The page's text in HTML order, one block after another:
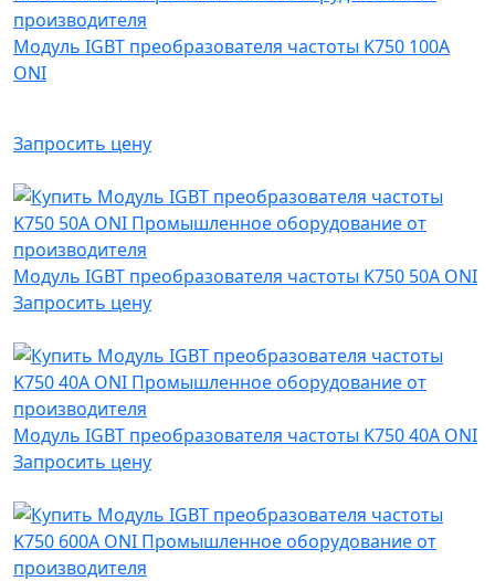
Модуль IGBT преобразователя частоты K750 100А
ONI
Запросить цену
Модуль IGBT преобразователя частоты K750 50А ONI
Запросить цену
Модуль IGBT преобразователя частоты K750 40А ONI
Запросить цену